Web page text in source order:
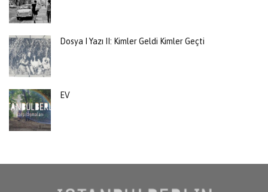
Dosya I Yazı II: Kimler Geldi Kimler Geçti
EV